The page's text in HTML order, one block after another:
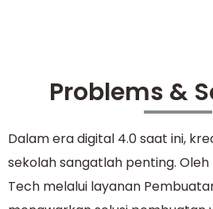
Problems &
Dalam era digital 4.0 saat ini,
sekolah sangatlah penting.
Tech melalui layanan